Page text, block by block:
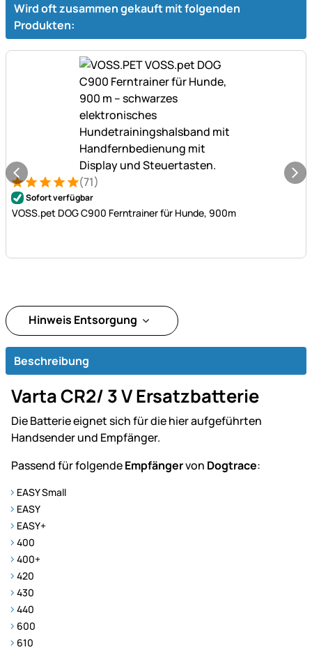
Wird oft zusammen gekauft mit folgenden
Produkten:
Bewertung: 5 von 5 (71 Bewertungen)
71 Bewertungen
(71)
Sofort verfügbar
VOSS.pet DOG C900 Ferntrainer für Hunde, 900m
Hinweis Entsorgung
Beschreibung
Varta CR2/ 3 V Ersatzbatterie
Die Batterie eignet sich für die hier aufgeführten
Handsender und Empfänger.
Passend für folgendeEmpfängervon Dogtrace:
EASY Small
EASY
EASY+
400
400+
420
430
440
600
610